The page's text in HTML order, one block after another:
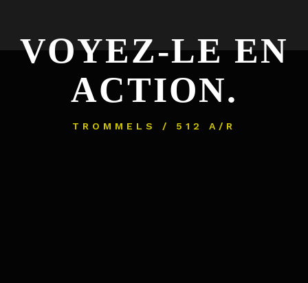
VOYEZ-LE EN
ACTION.
TROMMELS / 512 A/R